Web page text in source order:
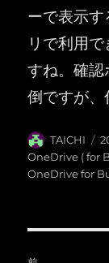
ーで表示
リで利用
すね。確
倒ですが、
投
稿
者
TAICHI
稿
OneDrive ( for
OneDrive for